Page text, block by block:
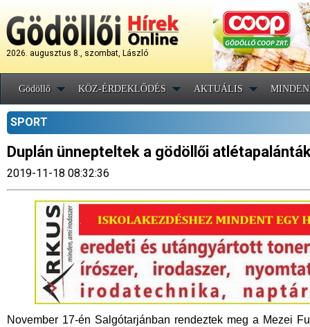
2026. augusztus 8., szombat, László
Gödöllő KÖZ-ÉRDEKLŐDÉS AKTUÁLIS
SPORT
Duplán ünnepteltek a gödöllői
2019-11-18 08:32:36
November 17-én Salgótarjánban rendeztek meg a Mezei